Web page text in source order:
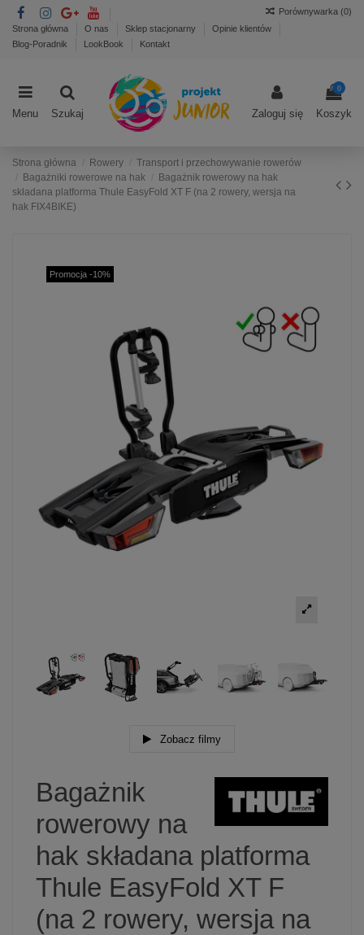
Strona główna O nas Sklep stacjonarny
Opinie klientów
Blog-Poradnik
LookBook Kontakt
Porównywarka (0)
Menu Szukaj Zaloguj się
0
Koszyk
Strona główna Rowery
Transport i przechowywanie rowerów
Bagażniki rowerowe na hak
Bagażnik rowerowy na hak
składana platforma Thule EasyFold XT F (na 2 rowery, wersja na
hak FIX4BIKE)
Promocja -10%
Zobacz filmy
Bagażnik
rowerowy na
hak składana platforma
Thule EasyFold XT F
(na 2 rowery, wersja na